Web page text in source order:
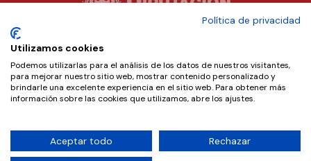
Política de privacidad
Utilizamos cookies
Podemos utilizarlas para el análisis de los datos de nuestros visitantes,
para mejorar nuestro sitio web, mostrar contenido personalizado y
brindarle una excelente experiencia en el sitio web. Para obtener más
información sobre las cookies que utilizamos, abre los ajustes.
Aceptar todo Rechazar